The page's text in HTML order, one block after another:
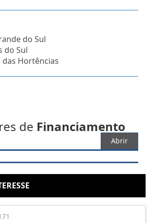
do Sul
do Sul
das Hortências
de Financiamento
Abrir